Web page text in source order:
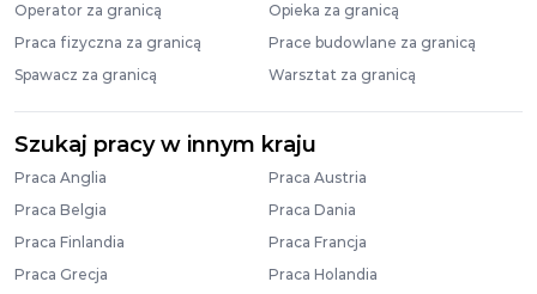
Operator za granicą
Opieka za granicą
Praca fizyczna za granicą
Prace budowlane za granicą
Spawacz za granicą
Warsztat za granicą
Szukaj pracy w innym kraju
Praca Anglia
Praca Austria
Praca Belgia
Praca Dania
Praca Finlandia
Praca Francja
Praca Grecja
Praca Holandia